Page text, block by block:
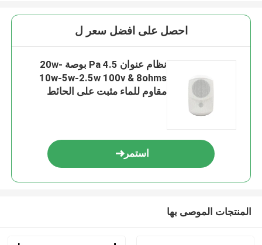
احصل على افضل سعر ل
نظام عنوان Pa 4.5 بوصة 20w-
10w-5w-2.5w 100v & 8ohms
مقاوم للماء مثبت على الحائط
استمر
المنتجات الموصى بها